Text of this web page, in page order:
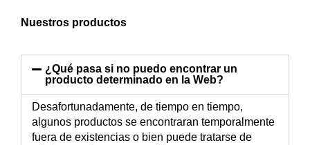
Nuestros productos
¿Qué pasa si no puedo encontrar un
producto determinado en la Web?
Desafortunadamente, de tiempo en tiempo,
algunos productos se encontraran temporalmente
fuera de existencias o bien puede tratarse de